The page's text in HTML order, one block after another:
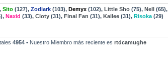
Sito (127), Zodiark (103), Demyx (102), Little Sho (75), Nell (65),
Naxid (33), Cloty (31), Final Fan (31), Kailee (31), Risoka (29)
4954 • Nuestro Miembro más reciente es rtdcamughe